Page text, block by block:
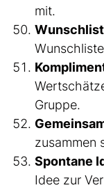
mit.
Gruppe.
zusammen
Spontane
Idee zur